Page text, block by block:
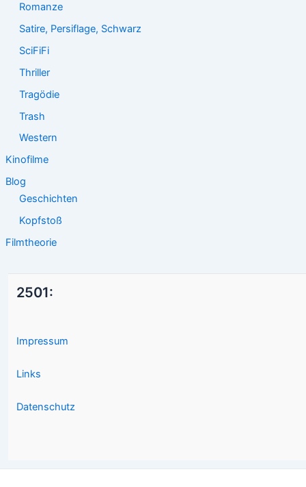
Romanze
Satire, Persiflage, Schwarz
SciFiFi
Thriller
Tragödie
Trash
Western
Kinofilme
Blog
Geschichten
Kopfstoß
Filmtheorie
2501:
Impressum
Links
Datenschutz